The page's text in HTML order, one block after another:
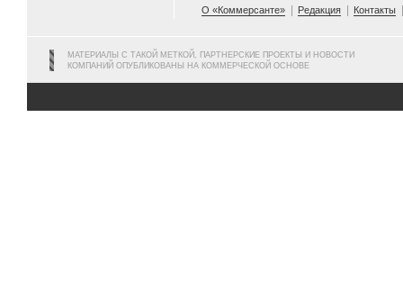
О «Коммерсанте»
Редакция Контакты
МАТЕРИАЛЫ С ТАКОЙ МЕТКОЙ, ПАРТНЕРСКИЕ ПРОЕКТЫ И НОВОСТИ
КОМПАНИЙ ОПУБЛИКОВАНЫ НА КОММЕРЧЕСКОЙ ОСНОВЕ